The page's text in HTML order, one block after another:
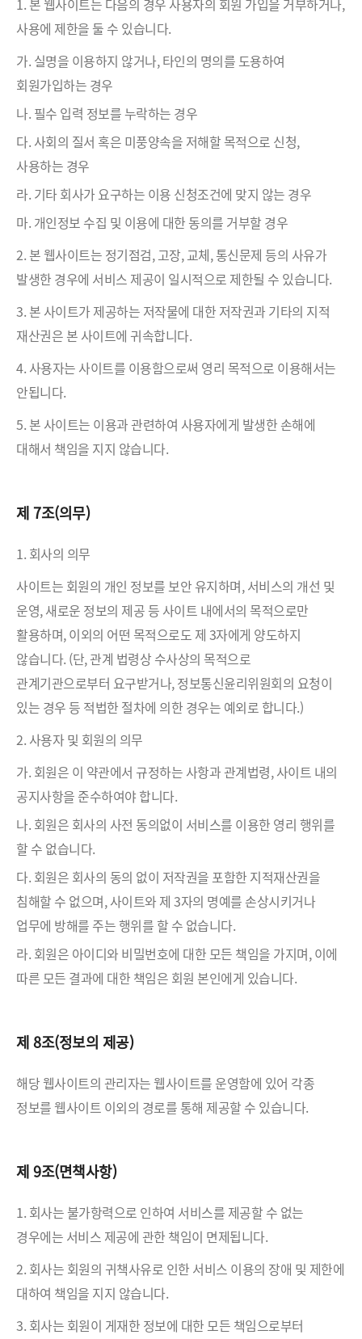
1. 본 웹사이트는 다음의 경우 사용자의 회원 가입을 거부하거나,
사용에 제한을 둘 수 있습니다.
가. 실명을 이용하지 않거나, 타인의 명의를 도용하여
회원가입하는 경우
나. 필수 입력 정보를 누락하는 경우
다. 사회의 질서 혹은 미풍양속을 저해할 목적으로 신청,
사용하는 경우
라. 기타 회사가 요구하는 이용 신청조건에 맞지 않는 경우
마. 개인정보 수집 및 이용에 대한 동의를 거부할 경우
2. 본 웹사이트는 정기점검, 고장, 교체, 통신문제 등의 사유가
발생한 경우에 서비스 제공이 일시적으로 제한될 수 있습니다.
3. 본 사이트가 제공하는 저작물에 대한 저작권과 기타의 지적
재산권은 본 사이트에 귀속합니다.
4. 사용자는 사이트를 이용함으로써 영리 목적으로 이용해서는
안됩니다.
5. 본 사이트는 이용과 관련하여 사용자에게 발생한 손해에
대해서 책임을 지지 않습니다.
제 7조(의무)
1. 회사의 의무
사이트는 회원의 개인 정보를 보안 유지하며, 서비스의 개선 및
운영, 새로운 정보의 제공 등 사이트 내에서의 목적으로만
활용하며, 이외의 어떤 목적으로도 제 3자에게 양도하지
않습니다. (단, 관계 법령상 수사상의 목적으로
관계기관으로부터 요구받거나, 정보통신윤리위원회의 요청이
있는 경우 등 적법한 절차에 의한 경우는 예외로 합니다.)
2. 사용자 및 회원의 의무
가. 회원은 이 약관에서 규정하는 사항과 관계법령, 사이트 내의
공지사항을 준수하여야 합니다.
나. 회원은 회사의 사전 동의없이 서비스를 이용한 영리 행위를
할 수 없습니다.
다. 회원은 회사의 동의 없이 저작권을 포함한 지적재산권을
침해할 수 없으며, 사이트와 제 3자의 명예를 손상시키거나
업무에 방해를 주는 행위를 할 수 없습니다.
라. 회원은 아이디와 비밀번호에 대한 모든 책임을 가지며, 이에
따른 모든 결과에 대한 책임은 회원 본인에게 있습니다.
제 8조(정보의 제공)
해당 웹사이트의 관리자는 웹사이트를 운영함에 있어 각종
정보를 웹사이트 이외의 경로를 통해 제공할 수 있습니다.
제 9조(면책사항)
1. 회사는 불가항력으로 인하여 서비스를 제공할 수 없는
경우에는 서비스 제공에 관한 책임이 면제됩니다.
2. 회사는 회원의 귀책사유로 인한 서비스 이용의 장애 및 제한에
대하여 책임을 지지 않습니다.
3. 회사는 회원이 게재한 정보에 대한 모든 책임으로부터